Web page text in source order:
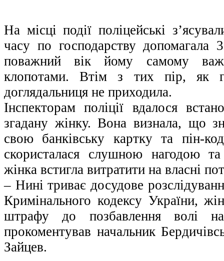
На місці події поліцейські
часу по господарству допомагала
поважний вік йому самому
клопотами. Втім з тих пір, як
доглядальниця не приходила.
Інспекторам поліції вдалося
згадану жінку. Вона визнала, що
свою банківську картку та пін-
скористалася слушною нагодою
жінка встигла витратити на власні
– Нині триває досудове
Кримінального кодексу України,
штрафу до позбавлення волі
прокоментував начальник
Зайцев.